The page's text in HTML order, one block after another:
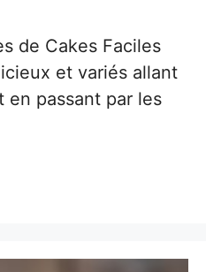
de Cakes Faciles
et variés allant
en passant par les